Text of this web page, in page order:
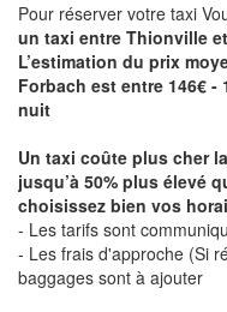
Pour réserver votre taxi
un taxi entre Thionville
L’estimation du prix
Forbach est entre 146€
nuit
Un taxi coûte plus cher
jusqu’à 50% plus élevé
choisissez bien vos
- Les tarifs sont
- Les frais d'approche (Si
baggages sont à ajouter